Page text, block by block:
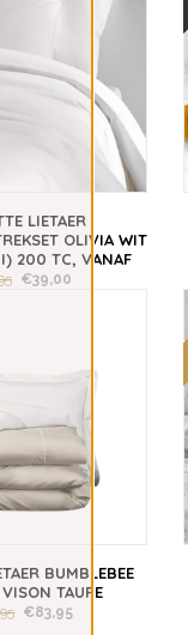
LIETAER
OLIVIA WIT
200 TC, VANAF
€39,00
BUMBLEBEE
TAUPE
€83,95